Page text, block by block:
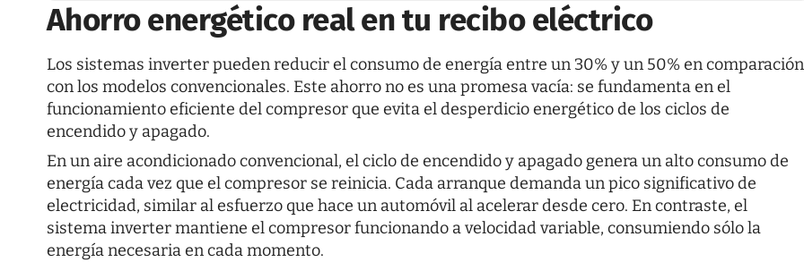
Ahorro energético real en tu recibo eléctrico
Los sistemas inverter pueden reducir el consumo de energía entre un 30% y un 50% en comparación
con los modelos convencionales. Este ahorro no es una promesa vacía: se fundamenta en el
funcionamiento eficiente del compresor que evita el desperdicio energético de los ciclos de
encendido y apagado.
En un aire acondicionado convencional, el ciclo de encendido y apagado genera un alto consumo de
energía cada vez que el compresor se reinicia. Cada arranque demanda un pico significativo de
electricidad, similar al esfuerzo que hace un automóvil al acelerar desde cero. En contraste, el
sistema inverter mantiene el compresor funcionando a velocidad variable, consumiendo sólo la
energía necesaria en cada momento.